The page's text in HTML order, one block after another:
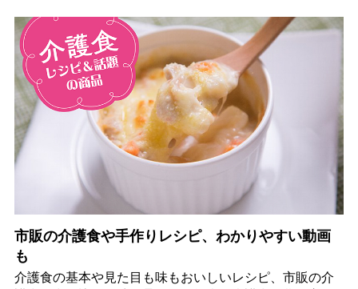
市販の介護食や手作りレシピ、わかりやすい動画
も
介護食の基本や見た目も味もおいしいレシピ、市販の介